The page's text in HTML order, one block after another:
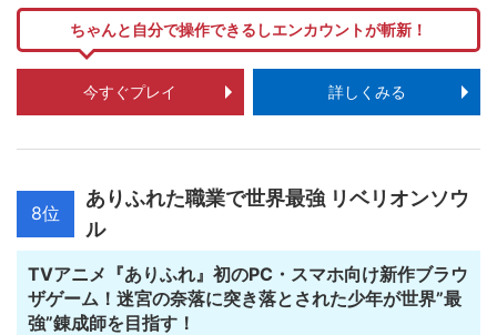
ちゃんと自分で操作できるしエンカウントが斬新！
今すぐプレイ 詳しくみる
8位
ありふれた職業で世界最強 リベリオンソウ
ル
TVアニメ『ありふれ』初のPC・スマホ向け新作ブラウ
ザゲーム！迷宮の奈落に突き落とされた少年が世界”最
強”錬成師を目指す！